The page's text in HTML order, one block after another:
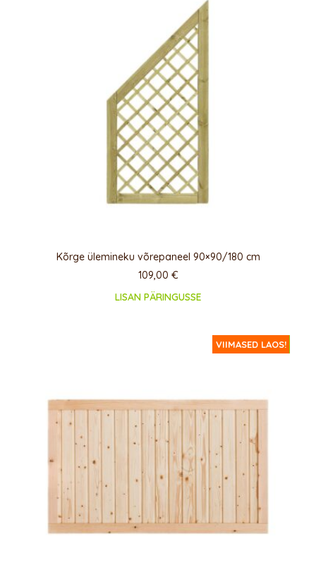
Kõrge ülemineku võrepaneel 90×90/180 cm
109,00 €
LISAN PÄRINGUSSE
ERIPAKKUMINE!
VIIMASED LAOS!